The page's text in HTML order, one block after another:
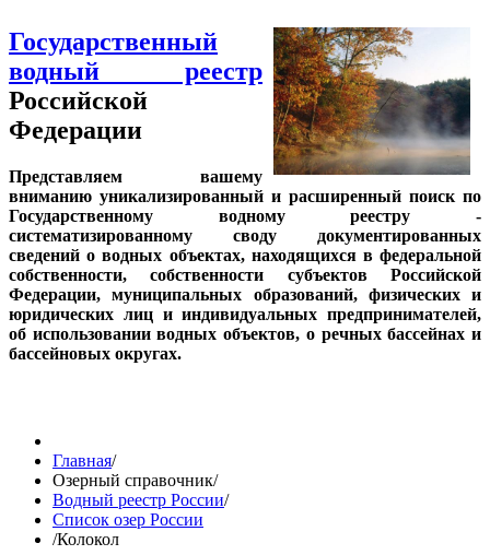
Государственный
водный реестр
Российской
Федерации
Представляем вашему
вниманию уникализированный и расширенный поиск по
Государственному водному реестру -
систематизированному своду документированных
сведений о водных объектах, находящихся в федеральной
собственности, собственности субъектов Российской
Федерации, муниципальных образований, физических и
юридических лиц и индивидуальных предпринимателей,
об использовании водных объектов, о речных бассейнах и
бассейновых округах.
Главная/
Озерный справочник/
Водный реестр России/
Список озер России
/Колокол